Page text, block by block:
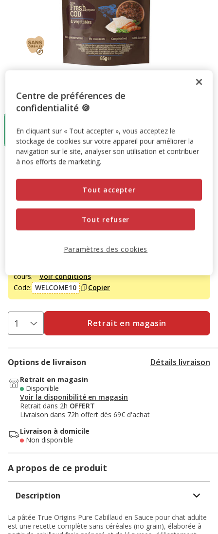
Taille:85g
1.29€
(15.17€ / kg)
Promotions disponibles
L'achat de ce produit est possible à partir de 6 quantités
-10% sur votre première commande* avec votre Carte
cours. Voir conditions
Code: WELCOME10 Copier
Prix 1.29€, 15.17 EUR par kg
1.29€ (15.17€ / kg)
Retrait en magasin
Options de livraison Détails livraison
Retrait en magasin
Disponible
Voir la disponibilité en magasin
Retrait dans 2h OFFERT
Livraison dans 72h offert dès 69€ d'achat
Livraison à domicile
Non disponible
A propos de ce produit
Description
La pâtée True Origins Pure Cabillaud en Sauce pour chat adulte
est une recette complète sans céréales (no grain), élaborée à
Centre de préférences de
confidentialité 🍪
En cliquant sur « Tout accepter », vous acceptez le
stockage de cookies sur votre appareil pour améliorer la
navigation sur le site, analyser son utilisation et contribuer
à nos efforts de marketing.
Tout refuser
Tout accepter
Paramètres des cookies